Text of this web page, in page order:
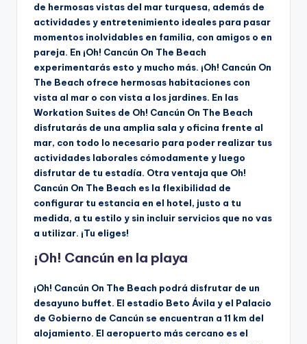
de hermosas vistas del mar turquesa, además de
actividades y entretenimiento ideales para pasar
momentos inolvidables en familia, con amigos o en
pareja. En ¡Oh! Cancún On The Beach
experimentarás esto y mucho más. ¡Oh! Cancún On
The Beach ofrece hermosas habitaciones con
vista al mar o con vista a los jardines. En las
Workation Suites de Oh! Cancún On The Beach
disfrutarás de una amplia sala y oficina frente al
mar, con todo lo necesario para poder realizar tus
actividades laborales cómodamente y luego
disfrutar de tu estadía. Otra ventaja que Oh!
Cancún On The Beach es la flexibilidad de
configurar tu estancia en el hotel, justo a tu
medida, a tu estilo y sin incluir servicios que no vas
a utilizar. ¡Tu eliges!
¡Oh! Cancún en la playa
¡Oh! Cancún On The Beach podrá disfrutar de un
desayuno buffet. El estadio Beto Ávila y el Palacio
de Gobierno de Cancún se encuentran a 11 km del
alojamiento. El aeropuerto más cercano es el